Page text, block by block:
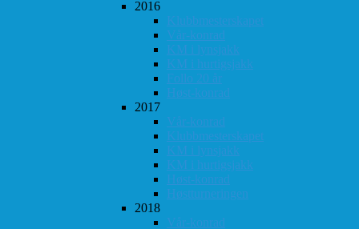
2016
Klubbmesterskapet
Vår-konrad
KM i lynsjakk
KM i hurtigsjakk
Follo 20 år
Høst-konrad
2017
Vår-konrad
Klubbmesterskapet
KM i lynsjakk
KM i hurtigsjakk
Høst-konrad
Høstturneringen
2018
Vår-konrad